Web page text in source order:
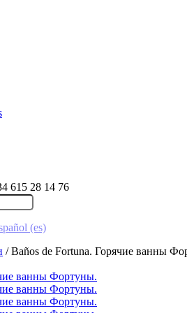
615 28 14 76
/ Baños de Fortuna. Горячие ванны